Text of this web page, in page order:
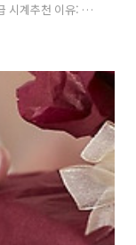
급스러운 선물추
는 유용한 선물로,
기, 목 어깨 마사지
트 몬다비 와인, 발